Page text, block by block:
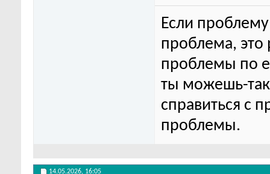
Если
проблема, это
проблемы по
ты можешь-
справиться с
проблемы.
14.05.2026, 16:05